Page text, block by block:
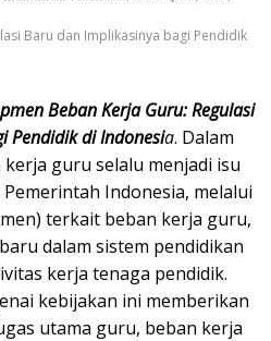
Baru dan Implikasinya bagi Pendidik
Beban Kerja Guru: Regulasi
Pendidik di Indonesia. Dalam
guru selalu menjadi isu
Indonesia, melalui
terkait beban kerja guru,
dalam sistem pendidikan
kerja tenaga pendidik.
kebijakan ini memberikan
utama guru, beban kerja